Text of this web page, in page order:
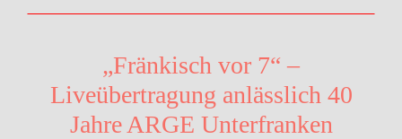
„Fränkisch vor 7“ –
Liveübertragung anlässlich 40
Jahre ARGE Unterfranken